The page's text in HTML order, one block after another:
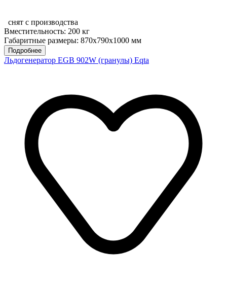
снят с производства
Вместительность: 200 кг
Габаритные размеры: 870х790х1000 мм
Подробнее
Льдогенератор EGB 902W (гранулы) Eqta